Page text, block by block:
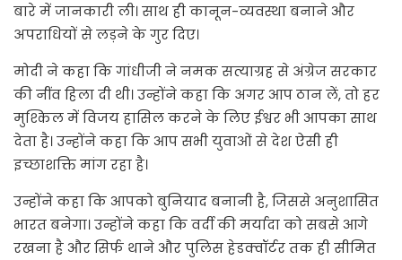
बारे में जानकारी ली। साथ ही कानून-व्यवस्था बनाने और
अपराधियों से लड़ने के गुर दिए।
मोदी ने कहा कि गांधीजी ने नमक सत्याग्रह से अंग्रेज सरकार
की नींव हिला दी थी। उन्होंने कहा कि अगर आप ठान लें, तो हर
मुश्किल में विजय हासिल करने के लिए ईश्वर भी आपका साथ
देता है। उन्होंने कहा कि आप सभी युवाओं से देश ऐसी ही
इच्छाशक्ति मांग रहा है।
उन्होंने कहा कि आपको बुनियाद बनानी है, जिससे अनुशासित
भारत बनेगा। उन्होंने कहा कि वर्दी की मर्यादा को सबसे आगे
रखना है और सिर्फ थाने और पुलिस हेडक्वॉर्टर तक ही सीमित